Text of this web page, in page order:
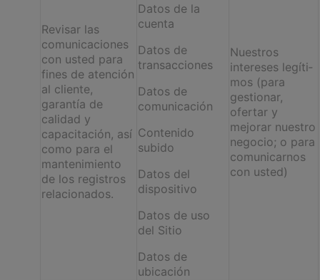
Revisar las
comunicaciones
con usted para
fines de atención
al cliente,
garantía de
calidad y
capacitación, así
como para el
mantenimiento
de los registros
relacionados.
Datos de la
cuenta
Datos de
transacciones
Datos de
comunicación
Contenido
subido
Datos del
dispositivo
Datos de uso
del Sitio
Datos de
ubicación
Nuestros
intereses legíti­
mos (para
gestionar,
ofertar y
mejorar nuestro
negocio; o para
comuni­carnos
con usted)